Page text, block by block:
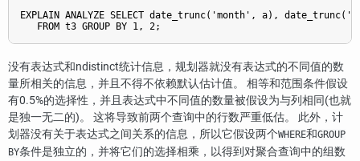
EXPLAIN ANALYZE SELECT date_trunc('month', a),
没有表达式和ndistinct统计信息，规划器就没有表达式的不同值的数
量所相关的信息，并且不得不依赖默认估计值。 相等和范围条件假设
有0.5%的选择性，并且表达式中不同值的数量被假设为与列相同(也就
是独一无二的)。 这将导致前两个查询中的行数严重低估。 此外，计
划器没有关于表达式之间关系的信息，所以它假设两个WHERE和GROUP
BY条件是独立的，并将它们的选择相乘，以得到对聚合查询中的组数